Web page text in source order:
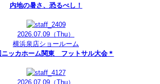
内地の暑さ、恐るべし！
2026.07.09 （Thu）
横浜泉店ショールーム
ニッカホーム関東 フットサル大会＊
2026.07.09 （Thu）